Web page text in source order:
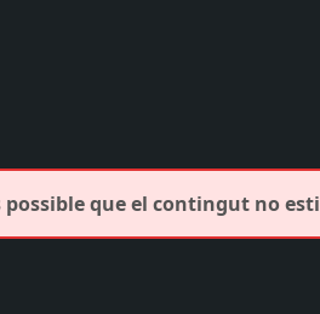
possible que el contingut no